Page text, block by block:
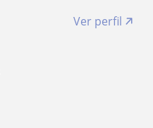
Ver perfil